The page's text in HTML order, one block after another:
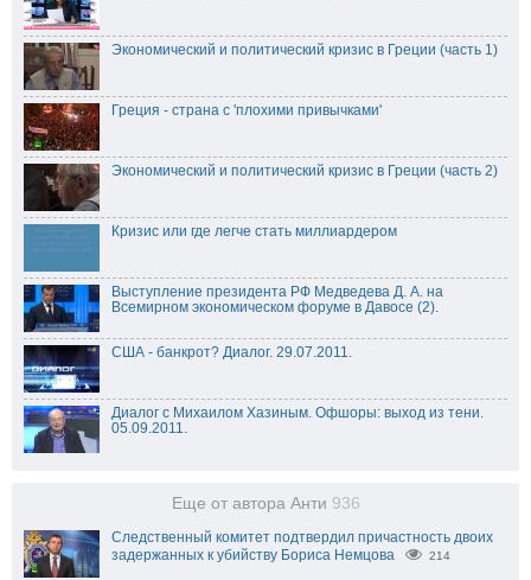
Экономический и политический кризис в Греции (часть 1)
Греция - страна с 'плохими привычками'
Экономический и политический кризис в Греции (часть 2)
Кризис или где легче стать миллиардером
Выступление президента РФ Медведева Д. А. на
Всемирном экономическом форуме в Давосе (2).
США - банкрот? Диалог. 29.07.2011.
Диалог с Михаилом Хазиным. Офшоры: выход из тени.
05.09.2011.
Еще от автора Анти 936
Следственный комитет подтвердил причастность двоих
задержанных к убийству Бориса Немцова
214